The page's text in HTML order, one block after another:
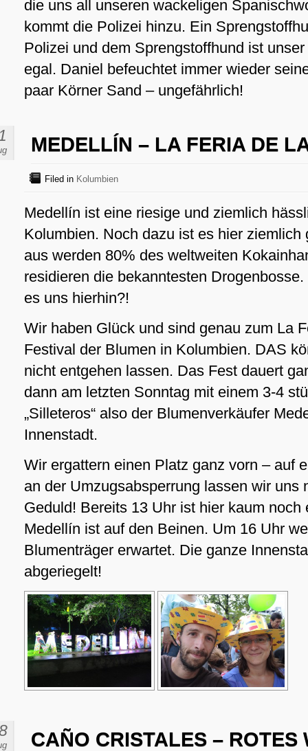
die uns all unseren wackeligen
kommt die Polizei hinzu. Ein
Polizei und dem Sprengstoffhund ist
egal. Daniel befeuchtet immer wieder
paar Körner Sand – ungefährlich!
MEDELLÍN – LA FERIA DE
Filed in Kolumbien
Medellín ist eine riesige und ziemlich
Kolumbien. Noch dazu ist es hier ziemlich
aus werden 80% des weltweiten
residieren die bekanntesten
es uns hierhin?!
Wir haben Glück und sind genau zum La
Festival der Blumen in Kolumbien. DAS
nicht entgehen lassen. Das Fest dauert
dann am letzten Sonntag mit einem 3-4
„Silleteros“ also der Blumenverkäufer
Innenstadt.
Wir ergattern einen Platz ganz vorn – auf
an der Umzugsabsperrung lassen wir uns
Geduld! Bereits 13 Uhr ist hier kaum
Medellín ist auf den Beinen. Um 16 Uhr
Blumenträger erwartet. Die ganze
abgeriegelt!
CAÑO CRISTALES – ROTES